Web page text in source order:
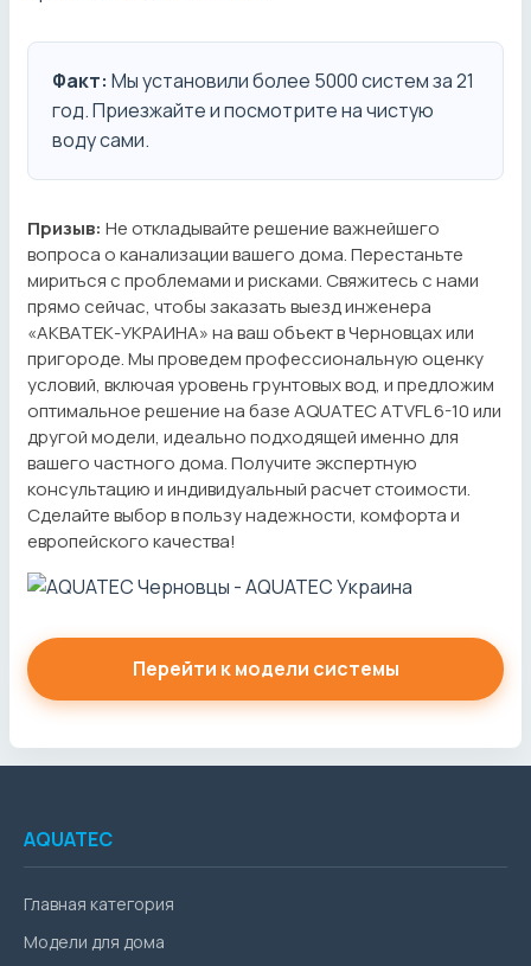
Факт: Мы установили более 5000 систем за 21
год. Приезжайте и посмотрите на чистую
воду сами.
Призыв: Не откладывайте решение важнейшего
вопроса о канализации вашего дома. Перестаньте
мириться с проблемами и рисками. Свяжитесь с нами
прямо сейчас, чтобы заказать выезд инженера
«АКВАТЕК-УКРАИНА» на ваш объект в Черновцах или
пригороде. Мы проведем профессиональную оценку
условий, включая уровень грунтовых вод, и предложим
оптимальное решение на базе AQUATEC ATVFL 6-10 или
другой модели, идеально подходящей именно для
вашего частного дома. Получите экспертную
консультацию и индивидуальный расчет стоимости.
Сделайте выбор в пользу надежности, комфорта и
европейского качества!
Перейти к модели системы
AQUATEC
Главная категория
Модели для дома